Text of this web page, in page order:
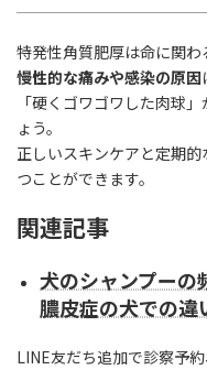
特発性角質肥厚は命に関わ
慢性的な痛みや感染の原因
「硬くゴワゴワした肉球
ょう。
正しいスキンケアと定期
つことができます。
関連記事
犬のシャンプーの
膿皮症の犬での違
LINE友だち追加で診察予